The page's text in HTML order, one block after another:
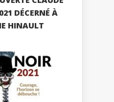
DÉCERNÉ À
HINAULT